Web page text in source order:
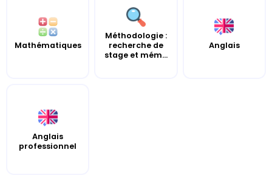
Mathématiques
Méthodologie :
recherche de
stage et mém...
Anglais
Anglais
professionnel